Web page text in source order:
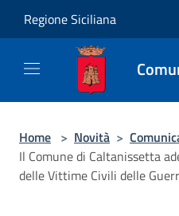
Regione Siciliana
Home > Novità >
Il Comune di Caltanissetta
delle Vittime Civili delle